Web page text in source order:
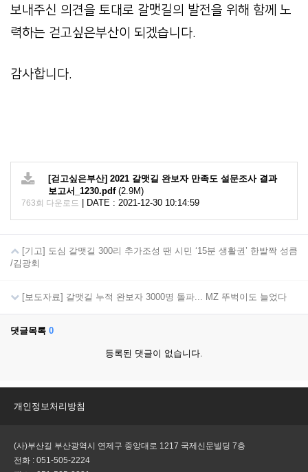
보내주신 의견을 토대로 갈맷길의 발전을 위해 함께 노
력하는 걷고싶은부산이 되겠습니다.
감사합니다.
[걷고싶은부산] 2021 갈맷길 완보자 만족도 설문조사 결과
보고서_1230.pdf(2.9M)
763회 다운로드 | DATE : 2021-12-30 10:14:59
[기고] 도심 갈맷길 300리 추가조성 땐 시민 ‘15분 생활권’ 한발짝 성큼
/김광회
[보도자료] 갈맷길 누적 완보자 3000명 돌파... MZ 뚜벅이도 늘었다
댓글목록 0
등록된 댓글이 없습니다.
개인정보처리방침
(사)부산길 부산광역시 연제구 중앙대로 1217 국제신문빌딩 7층
전화 : 051-505-2224